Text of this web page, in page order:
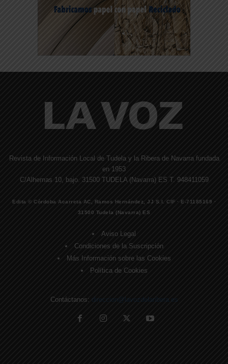
Revista de Información Local de Tudela y la Ribera de Navarra fundada
en 1953
C/Alhemas 10, bajo. 31500 TUDELA (Navarra) ES T. 948411059
Edita © Córdoba Acarreta AC, Ramos Hernández, JJ S.I. CIF · E-71185169 ·
31500 Tudela (Navarra) ES
Aviso Legal
Condiciones de la Suscripción
Más Información sobre las Cookies
Política de Cookies
Contáctanos: direccion@lavozdelaribera.es